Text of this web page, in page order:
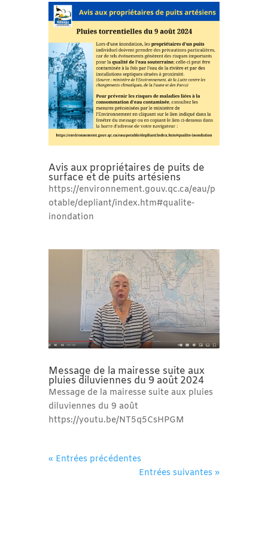
Avis aux propriétaires de puits de
surface et de puits artésiens
https://environnement.gouv.qc.ca/eau/p
otable/depliant/index.htm#qualite-
inondation
Message de la mairesse suite aux
pluies diluviennes du 9 août 2024
Message de la mairesse suite aux pluies
diluviennes du 9 août
https://youtu.be/NT5q5CsHPGM
« Entrées précédentes
Entrées suivantes »